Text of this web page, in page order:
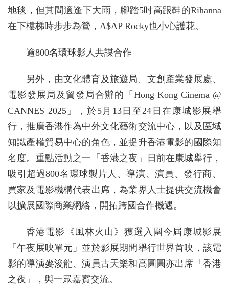
地毯，但其間適逢下大雨，腳踏5吋高跟鞋的Rihanna
在下樓梯時步步為營，A$AP Rocky也小心護花。
逾800名環球影人共謀合作
另外，由文化體育及旅遊局、文創產業發展處、
電影發展局及貿發局合辦的「Hong Kong Cinema @
CANNES 2025」，於5月13日至24日在康城影展舉
行，推廣香港作為中外文化藝術交流中心，以及區域
知識產權貿易中心的角色，並提升香港電影的國際知
名度。重點活動之一「香港之夜」日前在康城舉行，
吸引超過800名環球製片人、導演、演員、發行商、
買家及電影機構代表出席，為業界人士提供交流機會
以擴展國際商業網絡，開拓跨國合作機遇。
香港電影《風林火山》獲選入圍今屆康城影展
「午夜展映單元」並於影展期間舉行世界首映，該電
影的導演麥浚龍、演員古天樂和高圓圓亦出席「香港
之夜」，與一眾嘉賓交流。